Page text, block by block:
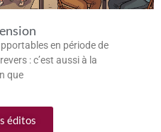
en période de
: c’est aussi à la
que
éditos